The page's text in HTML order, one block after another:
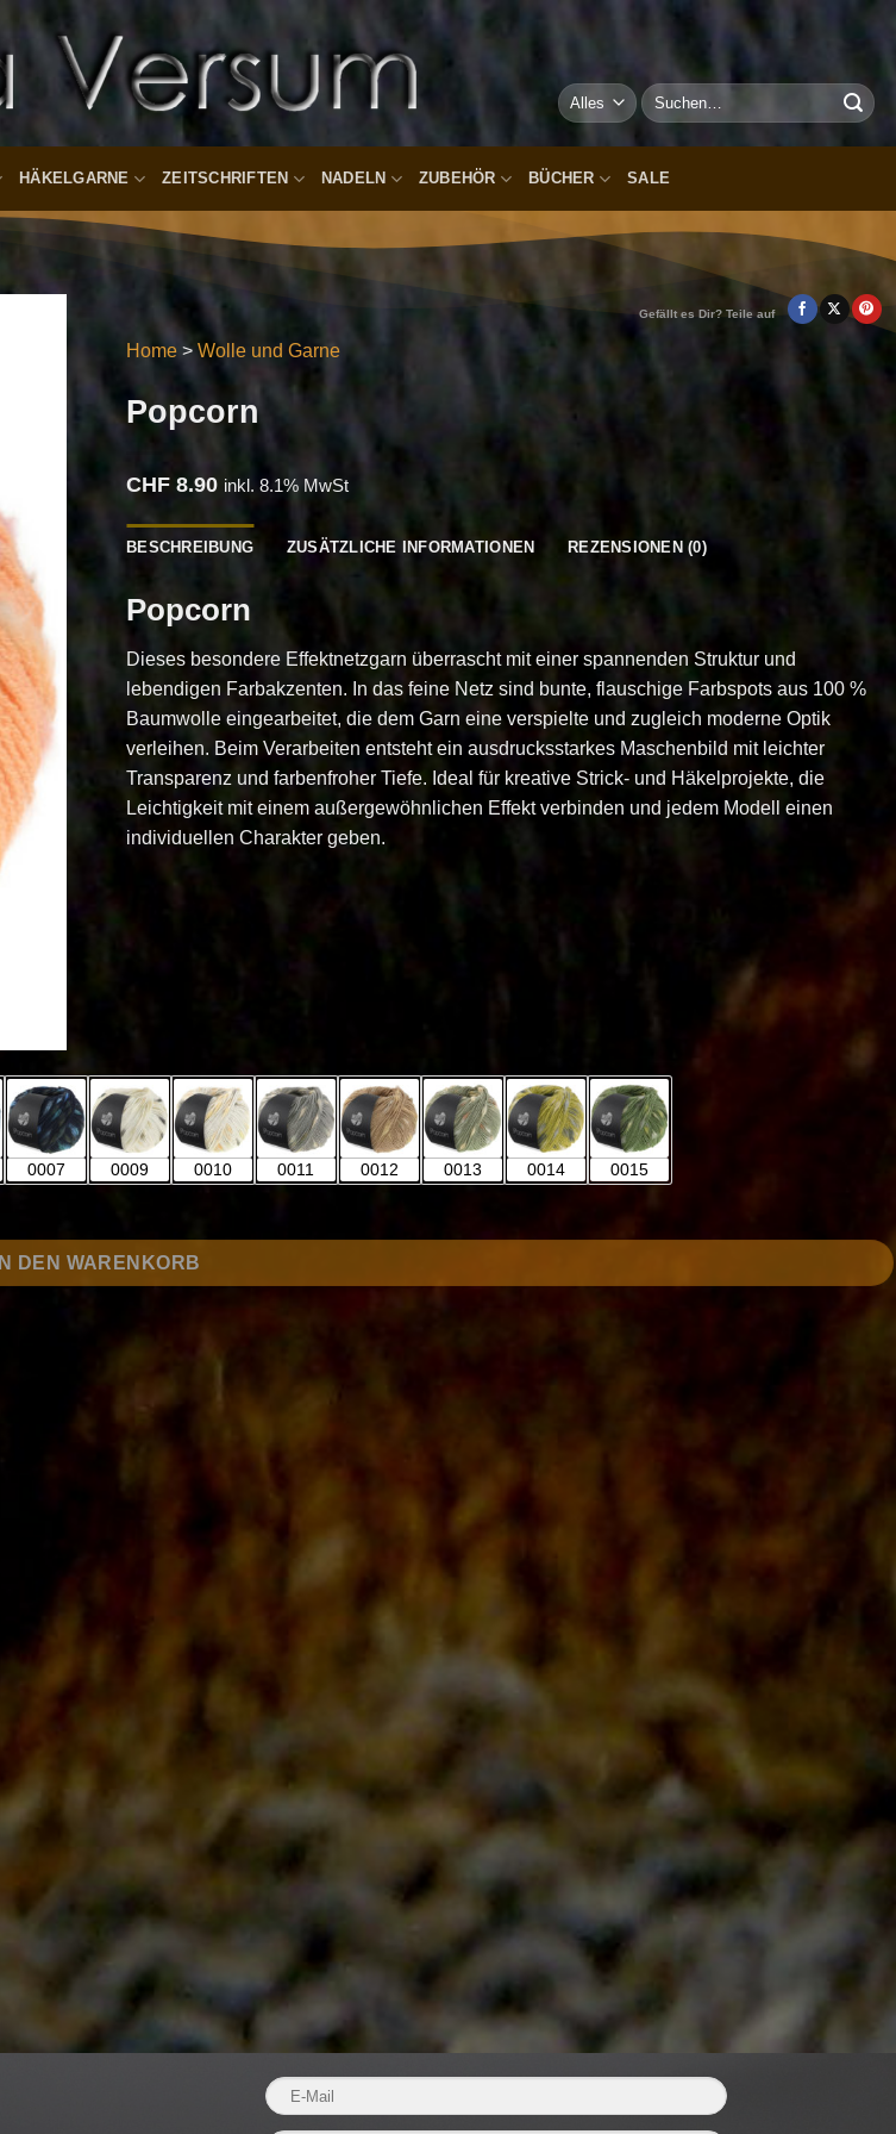
Suchen
nach:
HÄKELGARNE ZEITSCHRIFTEN NADELN ZUBEHÖR BÜCHER SALE
Gefällt es Dir? Teile auf
Home >Wolle und Garne
Popcorn
CHF 8.90 inkl. 8.1% MwSt
BESCHREIBUNG ZUSÄTZLICHE INFORMATIONEN REZENSIONEN (0)
Popcorn
Dieses besondere Effektnetzgarn überrascht mit einer spannenden Struktur und
lebendigen Farbakzenten. In das feine Netz sind bunte, flauschige Farbspots aus 100 %
Baumwolle eingearbeitet, die dem Garn eine verspielte und zugleich moderne Optik
verleihen. Beim Verarbeiten entsteht ein ausdrucksstarkes Maschenbild mit leichter
Transparenz und farbenfroher Tiefe. Ideal für kreative Strick- und Häkelprojekte, die
Leichtigkeit mit einem außergewöhnlichen Effekt verbinden und jedem Modell einen
individuellen Charakter geben.
0007 0009 0010 0011 0012 0013 0014
0015
IN DEN WARENKORB